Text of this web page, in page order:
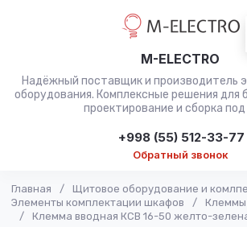
M-ELECTRO
Надёжный поставщик и производитель
оборудования. Комплексные решения для
проектирование и сборка
+998 (55) 512-33-77
Обратный звонок
Главная / Щитовое оборудование и
Элементы комплектации шкафов
/
Клеммы
/
Клемма вводная КСВ 16-50 желто-